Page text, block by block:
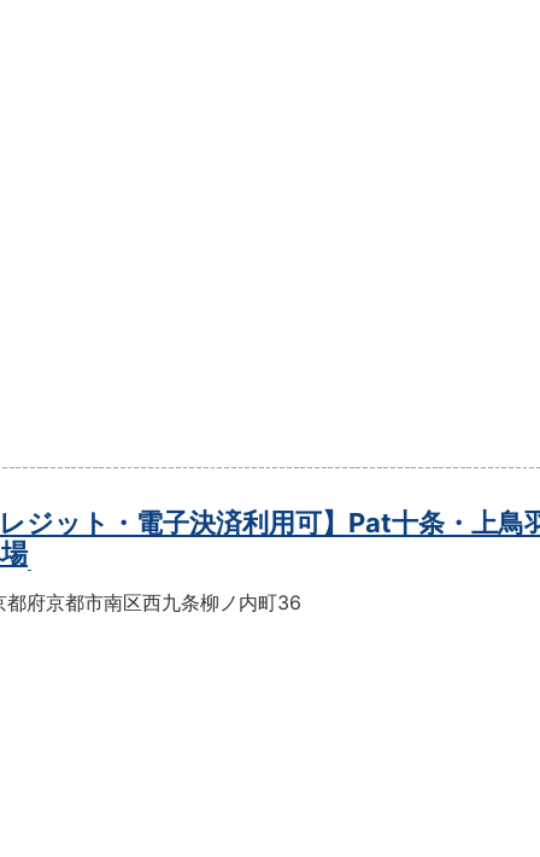
レジット・電子決済利用可】Pat十条・上鳥
都府京都市南区西九条柳ノ内町36